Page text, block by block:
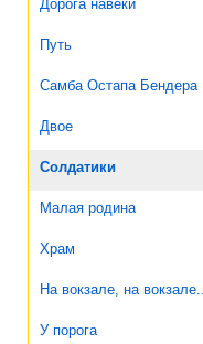
Дорога навеки
Путь
Самба Остапа Бендера
Двое
Солдатики
Малая родина
Храм
На вокзале, на вокзале...
У порога